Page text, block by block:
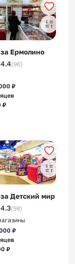
Ермолино
4.4(96)
₽
₽
Детский мир
4.3(98)
₽
₽